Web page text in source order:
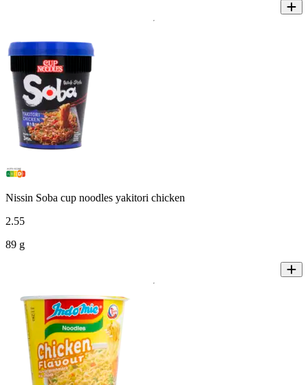
Nissin Soba cup noodles yakitori chicken
2.55
89 g